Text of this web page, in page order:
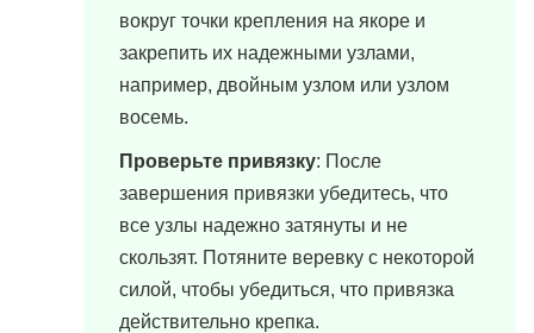
вокруг точки крепления на якоре и
закрепить их надежными узлами,
например, двойным узлом или узлом
восемь.
Проверьте привязку: После
завершения привязки убедитесь, что
все узлы надежно затянуты и не
скользят. Потяните веревку с некоторой
силой, чтобы убедиться, что привязка
действительно крепка.